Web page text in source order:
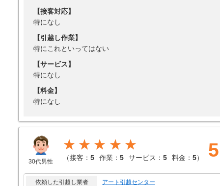
【接客対応】
特になし
【引越し作業】
特にこれといってはない
【サービス】
特になし
【料金】
特になし
30代男性
★★★★★
（接客： 5 作業： 5 サービス： 5 料金： 5） 5
依頼した引越し業者
アート引越センター